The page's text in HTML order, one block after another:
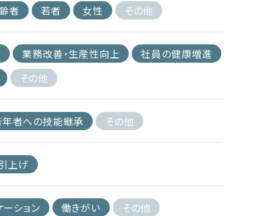
者 若者 女性 その他
業務改善・生産性向上
社員の健康増進
その他
者への技能継承 その他
上げ
ション 働きがい その他